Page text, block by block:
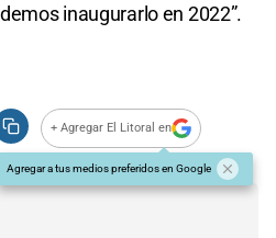
inaugurarlo en 2022”.
+ Agregar El Litoral en
Agregar a tus medios preferidos en Google